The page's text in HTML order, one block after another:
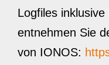
Logfiles
entnehmen Sie
von IONOS: